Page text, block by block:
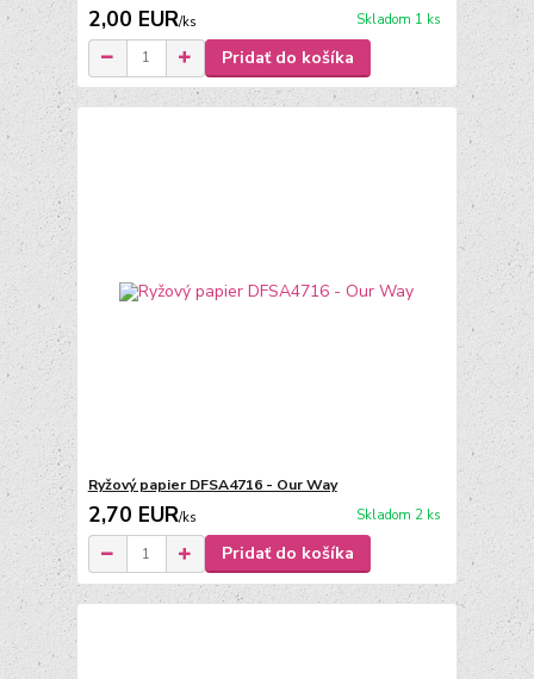
2,00 EUR/ks Skladom 1 ks
Pridať do košíka
Ryžový papier DFSA4716 - Our Way
2,70 EUR/ks Skladom 2 ks
Pridať do košíka